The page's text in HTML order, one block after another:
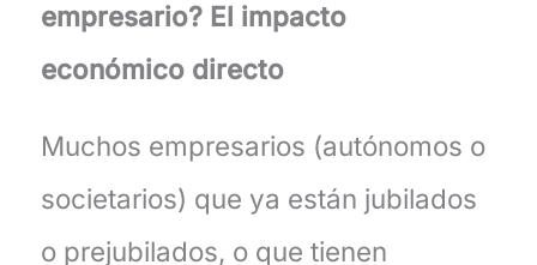
empresario? El impacto
económico directo
Muchos empresarios (autónomos o
societarios) que ya están jubilados
o prejubilados, o que tienen